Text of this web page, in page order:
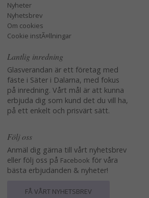
Nyheter
Nyhetsbrev
Om cookies
Cookie instÃ¤llningar
Lantlig inredning
Glasverandan är ett företag med
fäste i Säter i Dalarna, med fokus
på inredning. Vårt mål är att kunna
erbjuda dig som kund det du vill ha,
på ett enkelt och prisvärt sätt.
Följ oss
Anmäl dig gärna till vårt nyhetsbrev
eller följ oss på Facebook för våra
bästa erbjudanden & nyheter!
FÅ VÅRT NYHETSBREV